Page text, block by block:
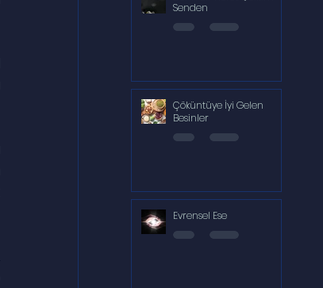
Senden
Çöküntüye İyi Gelen
Besinler
Evrensel Ese